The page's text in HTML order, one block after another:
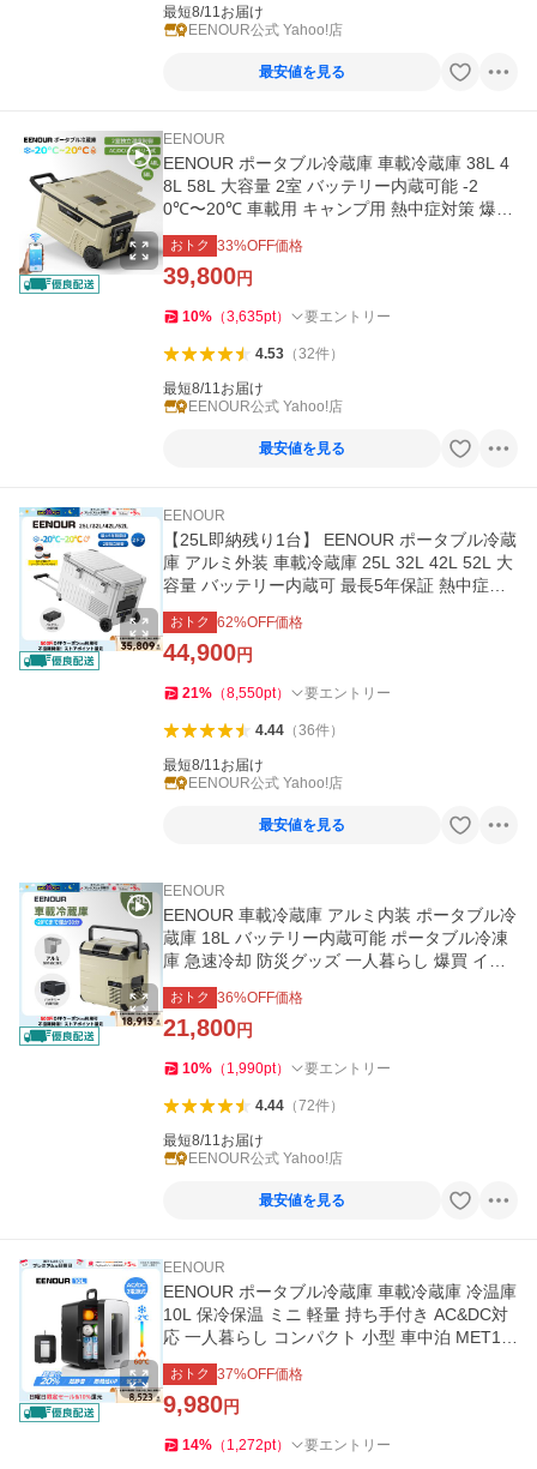
最短8/11お届け
EENOUR公式 Yahoo!店
最安値を見る
EENOUR
EENOUR ポータブル冷蔵庫 車載冷蔵庫 38L 4
8L 58L 大容量 2室 バッテリー内蔵可能 -2
0℃〜20℃ 車載用 キャンプ用 熱中症対策 爆買
イーノウ CL38 CL48 CL58
おトク 33%OFF価格
39,800円
10% （3,635pt） 要エントリー
4.53（32件）
最短8/11お届け
EENOUR公式 Yahoo!店
最安値を見る
EENOUR
【25L即納残り1台】 EENOUR ポータブル冷蔵
庫 アルミ外装 車載冷蔵庫 25L 32L 42L 52L 大
容量 バッテリー内蔵可 最長5年保証 熱中症対
策 イーノウ ALシリーズ
おトク 62%OFF価格
44,900円
21% （8,550pt） 要エントリー
4.44（36件）
最短8/11お届け
EENOUR公式 Yahoo!店
最安値を見る
EENOUR
EENOUR 車載冷蔵庫 アルミ内装 ポータブル冷
蔵庫 18L バッテリー内蔵可能 ポータブル冷凍
庫 急速冷却 防災グッズ 一人暮らし 爆買 イー
ノウ D18 D18PLUS
おトク 36%OFF価格
21,800円
10% （ 1,990pt） 要エントリー
4.44（72件）
最短8/11お届け
EENOUR公式 Yahoo!店
最安値を見る
EENOUR
EENOUR ポータブル冷蔵庫 車載冷蔵庫 冷温庫
10L 保冷保温 ミニ 軽量 持ち手付き AC&DC対
応 一人暮らし コンパクト 小型 車中泊 MET18
3
おトク 37%OFF価格
9,980円
14% （ 1,272pt） 要エントリー